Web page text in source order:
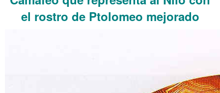
el rostro de Ptolomeo mejorado